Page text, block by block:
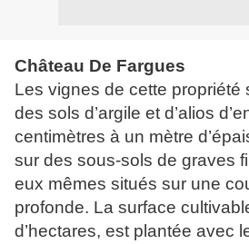
Château De Fargues
Les vignes de cette propriété
des sols d’argile et d’alios
centimètres à un mètre
sur des sous-sols de graves
eux mêmes situés sur une
profonde. La surface
d’hectares, est plantée avec